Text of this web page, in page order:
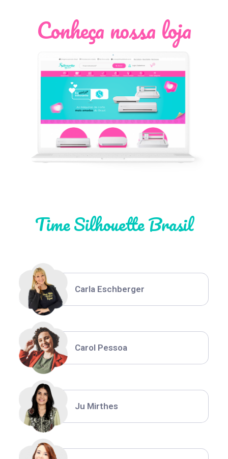
Conheça nossa loja
Time Silhouette Brasil
Léia Pastori
Thiara Ney
Carla Eschberger
Carol Pessoa
Ju Mirthes